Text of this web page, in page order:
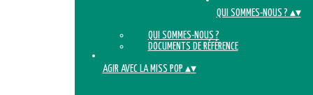
QUI SOMMES-NOUS ? ▴▾
QUI SOMMES-NOUS ?
DOCUMENTS DE RÉFÉRENCE
AGIR AVEC LA MISS POP ▴▾